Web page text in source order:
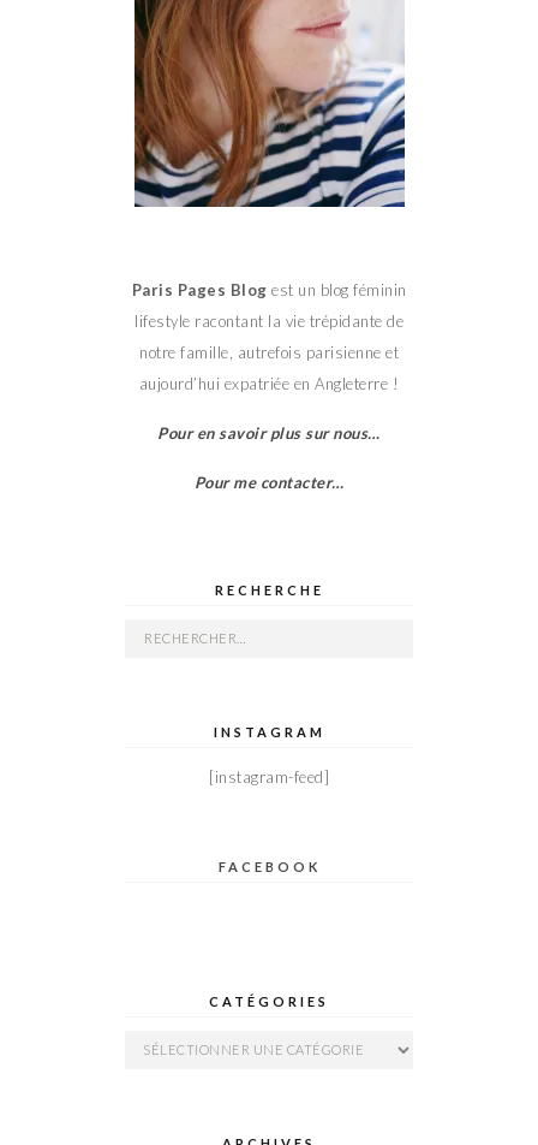
Paris Pages Blog est un blog féminin
lifestyle racontant la vie trépidante de
notre famille, autrefois parisienne et
aujourd’hui expatriée en Angleterre !
Pour en savoir plus sur nous…
Pour me contacter…
RECHERCHE
Rechercher :
INSTAGRAM
[instagram-feed]
FACEBOOK
CATÉGORIES
Catégories